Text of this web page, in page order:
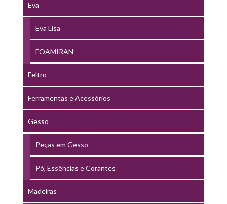
Eva
Eva Lisa
FOAMIRAN
Feltro
Ferramentas e Acessórios
Gesso
Peças em Gesso
Pó, Essências e Corantes
Madeiras